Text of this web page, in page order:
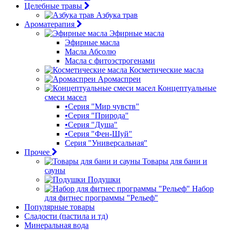
Целебные травы
Азбука трав
Ароматерапия
Эфирные масла
Эфирные масла
Масла Абсолю
Масла с фитоэстрогенами
Косметические масла
Аромаспреи
Концептуальные
смеси масел
•Серия "Мир чувств"
•Серия "Природа"
•Серия "Душа"
•Серия "Фен-Шуй"
Серия "Универсальная"
Прочее
Товары для бани и
сауны
Подушки
Набор
для фитнес программы "Рельеф"
Популярные товары
Сладости (пастила и тд)
Минеральная вода